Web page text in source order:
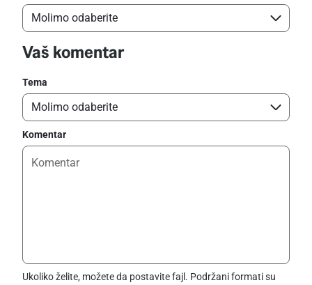
Vaš komentar
Tema
Komentar
Ukoliko želite, možete da postavite fajl. Podržani formati su